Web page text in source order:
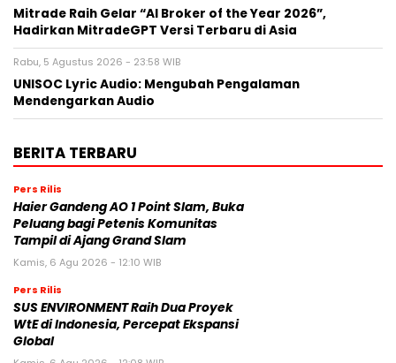
Mitrade Raih Gelar “AI Broker of the Year 2026”,
Hadirkan MitradeGPT Versi Terbaru di Asia
Rabu, 5 Agustus 2026 - 23:58 WIB
UNISOC Lyric Audio: Mengubah Pengalaman
Mendengarkan Audio
BERITA TERBARU
Pers Rilis
Haier Gandeng AO 1 Point Slam, Buka
Peluang bagi Petenis Komunitas
Tampil di Ajang Grand Slam
Kamis, 6 Agu 2026 - 12:10 WIB
Pers Rilis
SUS ENVIRONMENT Raih Dua Proyek
WtE di Indonesia, Percepat Ekspansi
Global